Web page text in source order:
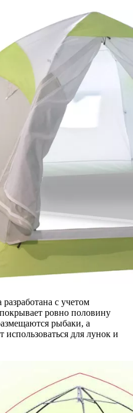
с учетом
ровно половину
рыбаки, а
использоваться для лунок и